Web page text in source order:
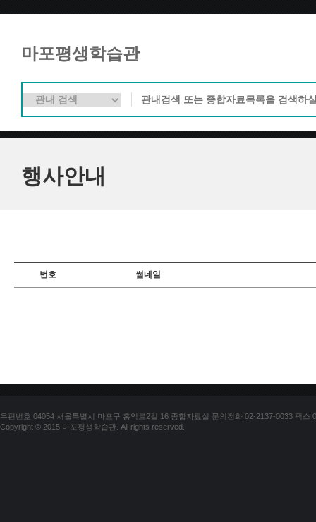
마포평생학습관
행사안내
번호 썸네일
우편번호 04054 서울특별시 마포구 홍익로2길 16 종합자료실 문의전화 02-2137-0033 팩스
Copyright © 2015 마포평생학습관. All rights reserved.